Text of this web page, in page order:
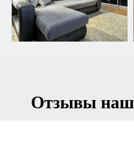
Отзывы